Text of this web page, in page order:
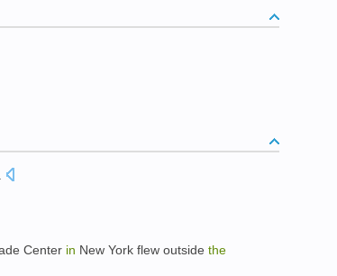
Center in New York flew outside the